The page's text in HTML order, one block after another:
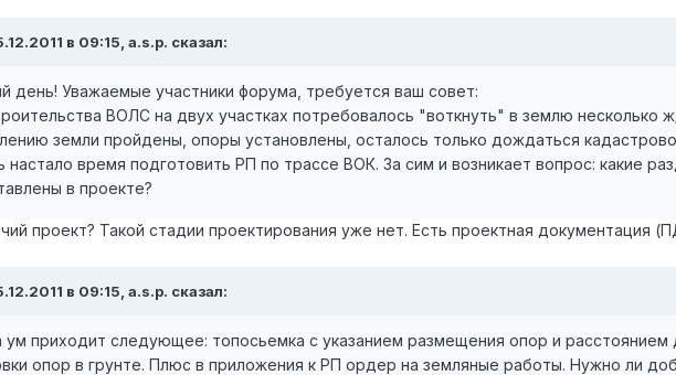
в 09:15, a.s.p. сказал:
день! Уважаемые участники форума, требуется ваш совет:
ВОЛС на двух участках потребовалось "воткнуть" в землю несколько
земли пройдены, опоры установлены, осталось только дождаться
настало время подготовить РП по трассе ВОК. За сим и возникает вопрос: какие
в проекте?
проект? Такой стадии проектирования уже нет. Есть проектная документация
в 09:15, a.s.p. сказал:
ум приходит следующее: топосьемка с указанием размещения опор и
опор в грунте. Плюс в приложения к РП ордер на земляные работы. Нужно ли